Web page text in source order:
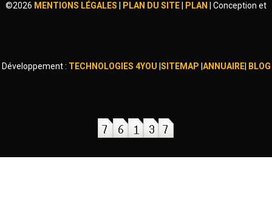
©2026 MENTIONS LÉGALES PLAN DU SITE PLAN Conception et
Développement : TECHNOLOGIES 4YOU SITEMAP ANNUAIRE| BLOG